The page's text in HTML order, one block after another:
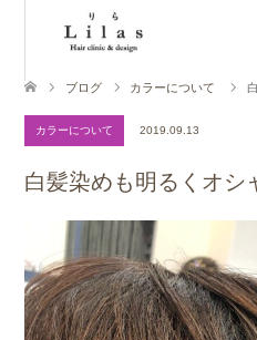
ブログ カラーについて
カラーについて 2019.09.13
白髪染めも明るくオシ